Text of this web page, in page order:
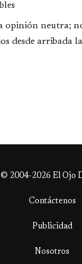
opinión neutra;
desde arribada
© 2004-2026 El Ojo
Contáctenos
Publicidad
Nosotros